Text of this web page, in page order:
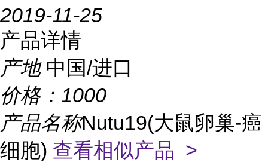
2019-11-25
产品详情
产地 中国/进口
价格： 1000
产品名称Nutu19(大鼠卵巢-癌
细胞) 查看相似产品 >